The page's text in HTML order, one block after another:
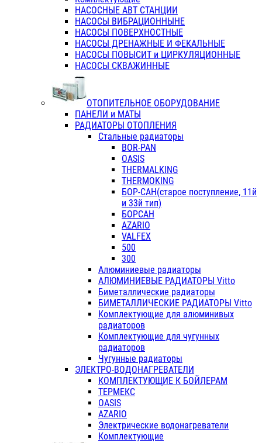
НАСОСНЫЕ АВТ СТАНЦИИ
НАСОСЫ ВИБРАЦИОННЫНЕ
НАСОСЫ ПОВЕРХНОСТНЫЕ
НАСОСЫ ДРЕНАЖНЫЕ И ФЕКАЛЬНЫЕ
НАСОСЫ ПОВЫСИТ и ЦИРКУЛЯЦИОННЫЕ
НАСОСЫ СКВАЖИННЫЕ
ОТОПИТЕЛЬНОЕ ОБОРУДОВАНИЕ
ПАНЕЛИ и МАТЫ
РАДИАТОРЫ ОТОПЛЕНИЯ
Стальные радиаторы
BOR-PAN
OASIS
THERMALKING
THERMOKING
БОР-САН(старое поступление, 11й
и 33й тип)
БОРСАН
AZARIO
VALFEX
500
300
Алюминиевые радиаторы
АЛЮМИНИЕВЫЕ РАДИАТОРЫ Vitto
Биметаллические радиаторы
БИМЕТАЛЛИЧЕСКИЕ РАДИАТОРЫ Vitto
Комплектующие для алюминивых
радиаторов
Комплектующие для чугунных
радиаторов
Чугунные радиаторы
ЭЛЕКТРО-ВОДОНАГРЕВАТЕЛИ
КОМПЛЕКТУЮЩИЕ К БОЙЛЕРАМ
ТЕРМЕКС
OASIS
AZARIO
Электрические водонагреватели
Комплектующие